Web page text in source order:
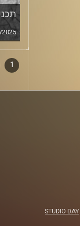
סגירה
1
STUDIO DAY